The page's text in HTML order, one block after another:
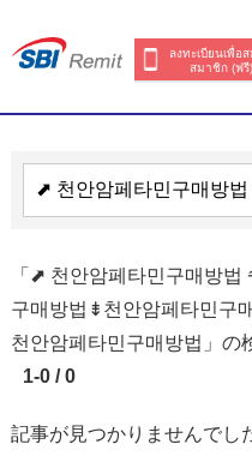
ลงทะเบียนเพื่อ
สมาชิก (ฟรี)
「⬈ 천안암페타민구매방
구매방법⇟천안암페타민구
천안암페타민구매방법」の
1-0 / 0
記事が見つかりませんでし